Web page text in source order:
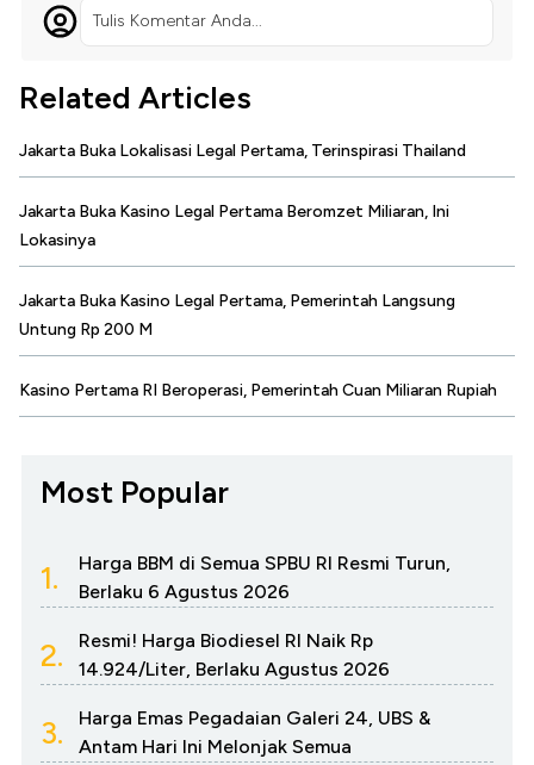
Tulis Komentar Anda...
Related Articles
Jakarta Buka Lokalisasi Legal Pertama, Terinspirasi Thailand
Jakarta Buka Kasino Legal Pertama Beromzet Miliaran, Ini
Lokasinya
Jakarta Buka Kasino Legal Pertama, Pemerintah Langsung
Untung Rp 200 M
Kasino Pertama RI Beroperasi, Pemerintah Cuan Miliaran Rupiah
Most Popular
1.
Harga BBM di Semua SPBU RI Resmi Turun,
Berlaku 6 Agustus 2026
2.
Resmi! Harga Biodiesel RI Naik Rp
14.924/Liter, Berlaku Agustus 2026
3.
Harga Emas Pegadaian Galeri 24, UBS &
Antam Hari Ini Melonjak Semua